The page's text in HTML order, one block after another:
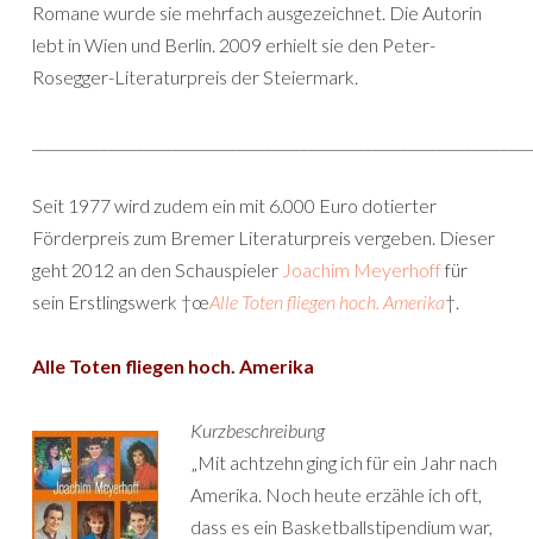
Romane wurde sie mehrfach ausgezeichnet. Die Autorin
lebt in Wien und Berlin. 2009 erhielt sie den Peter-
Rosegger-Literaturpreis der Steiermark.
Seit 1977 wird zudem ein mit 6.000 Euro dotierter
Förderpreis zum Bremer Literaturpreis vergeben. Dieser
geht 2012 an den Schauspieler Joachim Meyerhofffür
sein Erstlingswerk †œAlle Toten fliegen hoch. Amerika†.
Alle Toten fliegen hoch. Amerika
Kurzbeschreibung
„Mit achtzehn ging ich für ein Jahr nach
Amerika. Noch heute erzähle ich oft,
dass es ein Basketballstipendium war,